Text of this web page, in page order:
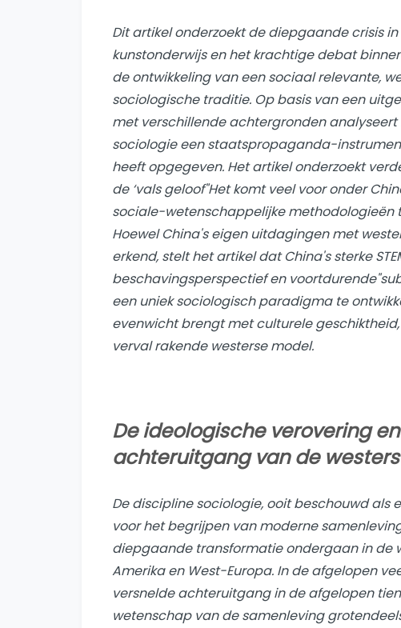
Dit artikel onderzoekt de diepgaande crisis
kunstonderwijs en het krachtige debat
de ontwikkeling van een sociaal relevante,
sociologische traditie. Op basis van een
met verschillende achtergronden
sociologieeen staatspropaganda-
heeft opgegeven. Het artikel onderzoekt
de ‘vals geloof"Het komt veel voor onder
sociale-wetenschappelijke methodologieën
Hoewel China's eigen uitdagingen met
erkend, stelt het artikel dat China's sterke
beschavingsperspectief en voortdurende"
een ​​uniek sociologisch paradigma te
evenwicht brengt met culturele
verval rakende westerse model.
De ideologische verovering
achteruitgang van de
De discipline sociologie, ooit beschouwd als
voor het begrijpen van moderne
diepgaande transformatie ondergaan in de
Amerika en West-Europa. In de afgelopen
versnelde achteruitgang in de afgelopen
wetenschap van de samenleving